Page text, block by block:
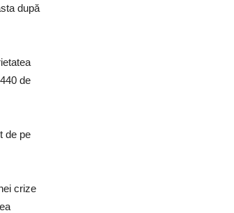
după
de
de pe
crize